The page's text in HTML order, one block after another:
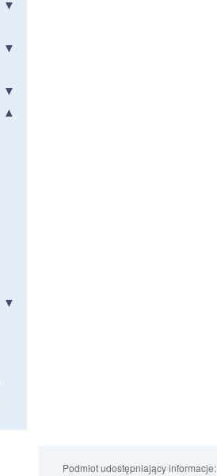
Podmiot udostępniający informacje: